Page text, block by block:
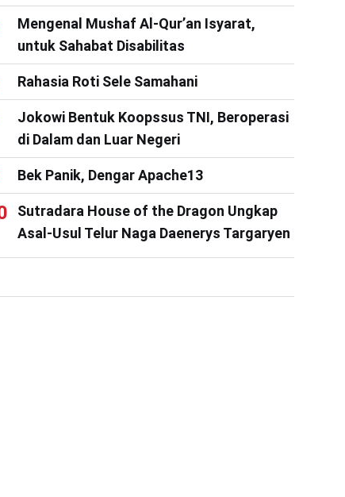
Mengenal Mushaf Al-Qur’an Isyarat,
untuk Sahabat Disabilitas
Rahasia Roti Sele Samahani
Jokowi Bentuk Koopssus TNI, Beroperasi
di Dalam dan Luar Negeri
Bek Panik, Dengar Apache13
Sutradara House of the Dragon Ungkap
Asal-Usul Telur Naga Daenerys Targaryen